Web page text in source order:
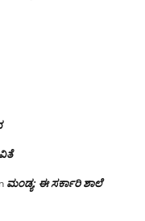
ಮಂಡ್ಯ: ಈ ಸರ್ಕಾರಿ ಶಾಲೆ